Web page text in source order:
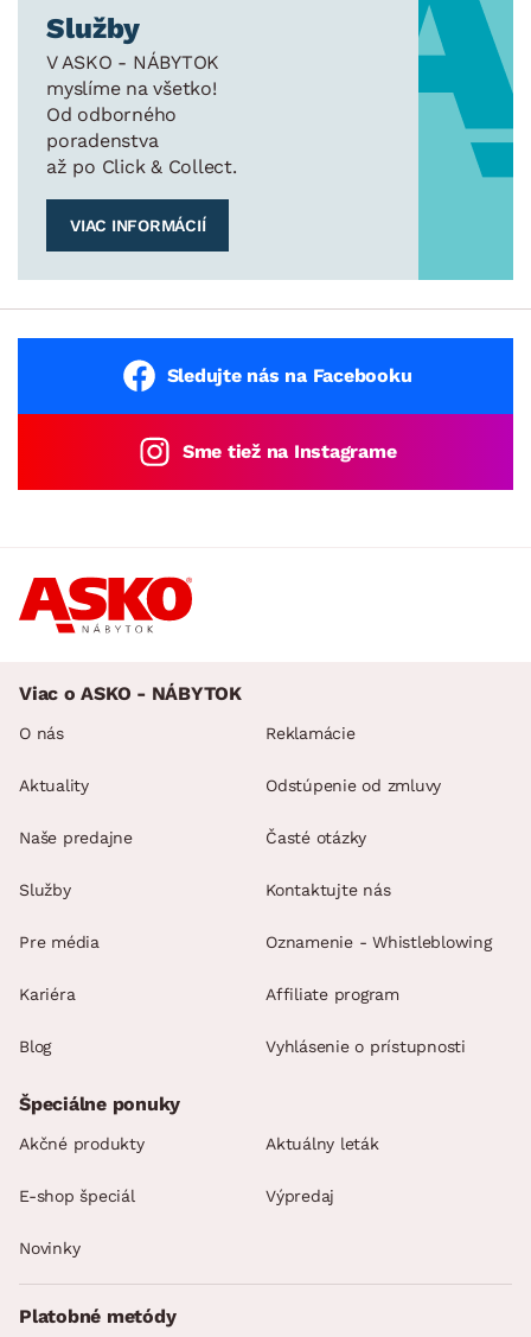
Služby
V ASKO - NÁBYTOK
myslíme na všetko!
Od odborného
poradenstva
až po Click & Collect.
VIAC INFORMÁCIÍ
Sledujte nás na Facebooku
Sme tiež na Instagrame
Viac o ASKO - NÁBYTOK
O nás
Aktuality
Naše predajne
Služby
Pre média
Kariéra
Blog
Reklamácie
Odstúpenie od zmluvy
Časté otázky
Kontaktujte nás
Oznamenie - Whistleblowing
Affiliate program
Vyhlásenie o prístupnosti
Špeciálne ponuky
Akčné produkty Aktuálny leták
E-shop špeciál Výpredaj
Novinky
Platobné metódy